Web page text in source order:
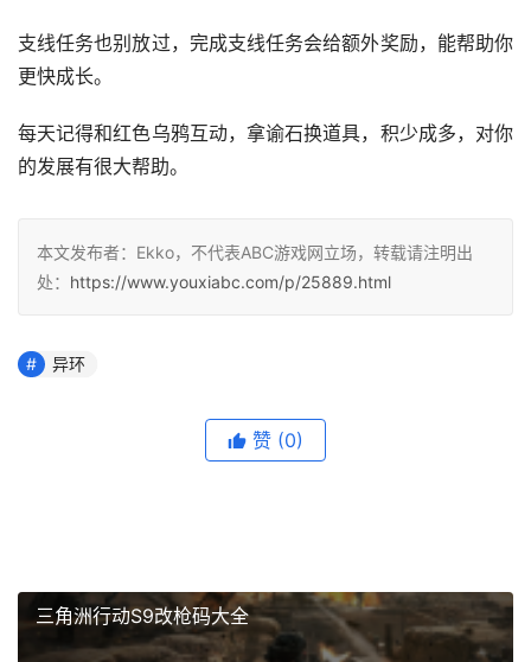
支线任务也别放过，完成支线任务会给额外奖励，能帮助你
更快成长。
每天记得和红色乌鸦互动，拿谕石换道具，积少成多，对你
的发展有很大帮助。
本文发布者：Ekko，不代表ABC游戏网立场，转载请注明出
处： https://www.youxiabc.com/p/25889.html
异环
赞 (0)
三角洲行动S9改枪码大全